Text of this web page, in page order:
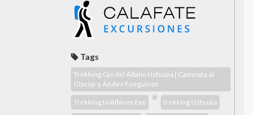
Tags
Trekking Ojo del Albino Ushuaia | Caminata al
Glaciar y Andes Fueguinos
Trekking to Albinos Eye trekking Ushuaia